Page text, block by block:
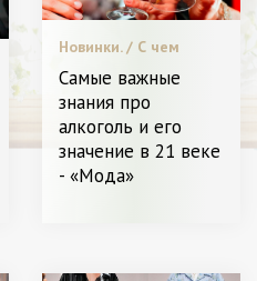
Новинки. / С чем
носить. / Битва
стилистов. / Диета и
питание. / Видео. /
Мода. / СТАТЬИ /
Пластическая
хирургия / Меняем
образ. / Звездный
Самые важные
знания про
алкоголь и его
значение в 21 веке
- «Мода»